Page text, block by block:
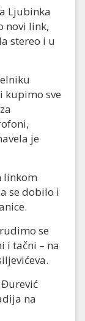
Ljubinka
novi link,
stereo i u
kupimo sve
je
linkom
se dobilo i
se
i tačni – na
na